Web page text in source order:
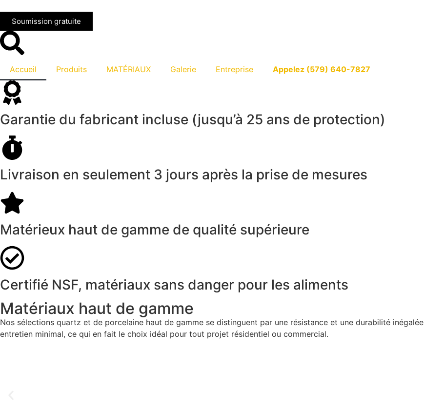
Soumission gratuite
Accueil Produits MATÉRIAUX Galerie Entreprise Appelez (579) 640-7827
Maintenant seulement$2199 !
Soumission Gratuite
Garantie du fabricant incluse (jusqu’à 25 ans de protection)
Livraison en seulement 3 jours après la prise de mesures
Matérieux haut de gamme de qualité supérieure
Certifié NSF, matériaux sans danger pour les aliments
Matériaux haut de gamme
Nos sélections quartz et de porcelaine haut de gamme se distinguent par une résistance et une durabilité
entretien minimal, ce qui en fait le choix idéal pour tout projet résidentiel ou commercial.